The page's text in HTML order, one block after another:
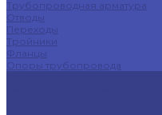
Трубопроводная арматура
Отводы
Переходы
Тройники
Фланцы
Опоры трубопровода